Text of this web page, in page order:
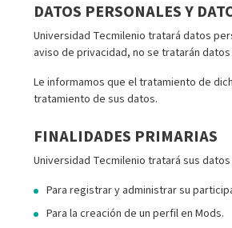
DATOS PERSONALES Y
Universidad Tecmilenio tratará datos
aviso de privacidad, no se tratarán
Le informamos que el tratamiento de
tratamiento de sus datos.
FINALIDADES PRIMARIAS
Universidad Tecmilenio tratará sus
Para registrar y administrar su
Para la creación de un perfil en Mods.